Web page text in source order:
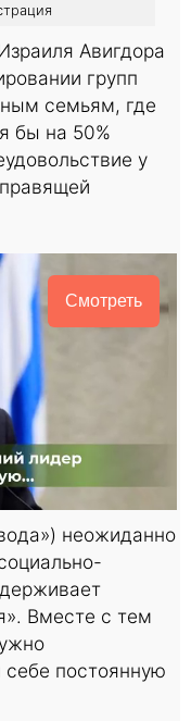
Авигдора
групп
семьям, где
бы на 50%
у
Смотреть
неожиданно
Вместе с тем
себе постоянную